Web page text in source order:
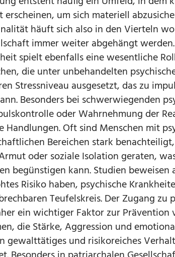
um sich materiell
häuft sich also in den Vierteln
immer weiter abgehängt werden.
spielt ebenfalls eine wesentliche
die unter unbehandelten
Stressniveau ausgesetzt, das zu
Besonders bei schwerwiegenden
oder Wahrnehmung der
Handlungen. Oft sind Menschen mit
Bereichen stark
oder soziale Isolation geraten,
begünstigen kann. Studien beweisen
Risiko haben, psychische
Teufelskreis. Der Zugang zu
ein wichtiger Faktor zur Prävention
die Stärke, Aggression und
gewalttätiges und risikoreiches